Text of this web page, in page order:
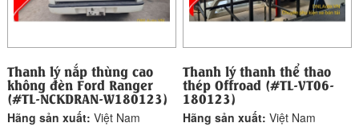
Thanh lý nắp thùng cao
không đèn Ford Ranger
(#TL-NCKDRAN-W180123)
Hãng sản xuất:Việt Nam
Thanh lý thanh thể thao
thép Offroad (#TL-VT06-
180123)
Hãng sản xuất:Việt Nam